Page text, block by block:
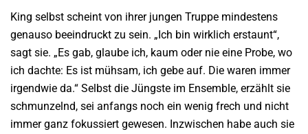
King selbst scheint von ihrer jungen Truppe mindestens
genauso beeindruckt zu sein. „Ich bin wirklich erstaunt“,
sagt sie. „Es gab, glaube ich, kaum oder nie eine Probe, wo
ich dachte: Es ist mühsam, ich gebe auf. Die waren immer
irgendwie da.“ Selbst die Jüngste im Ensemble, erzählt sie
schmunzelnd, sei anfangs noch ein wenig frech und nicht
immer ganz fokussiert gewesen. Inzwischen habe auch sie